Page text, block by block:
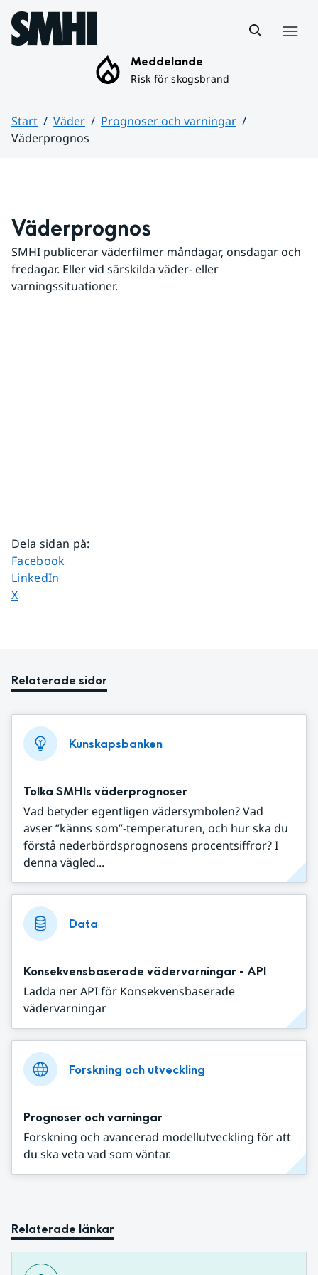
Hoppa till sidans innehåll
Meddelande
Risk för skogsbrand
Start Väder
Prognoser och varningar
Väderprognos
Väderprognos
SMHI publicerar väderfilmer måndagar, onsdagar och
fredagar. Eller vid särskilda väder- eller
varningssituationer.
Dela sidan på:
Dela sidan på
Facebook
Dela sidan på
LinkedIn
Dela sidan på
X
Relaterade sidor
Kunskapsbanken
Tolka SMHIs väderprognoser
Vad betyder egentligen vädersymbolen? Vad
avser ”känns som”-temperaturen, och hur ska du
förstå nederbördsprognosens procentsiffror? I
denna vägled...
Data
Konsekvensbaserade vädervarningar - API
Ladda ner API för Konsekvensbaserade
vädervarningar
Forskning och utveckling
Prognoser och varningar
Forskning och avancerad modellutveckling för att
du ska veta vad som väntar.
Relaterade länkar